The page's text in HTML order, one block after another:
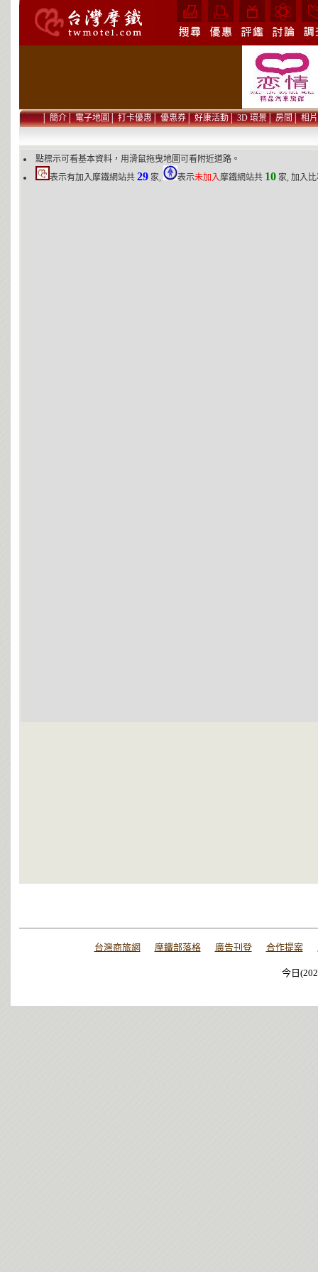
│簡介│電子地圖│打卡優惠│優惠券│好康活動│3D 環景│房間│相片
點標示可看基本資料，用滑鼠拖曳地圖可看附近道路。
表示有加入摩鐵網站共 29 家, 表示未加入 摩鐵網站共 10 家, 加入
台灣商旅網 摩鐵部落格 廣告刊登 合作提案
今日